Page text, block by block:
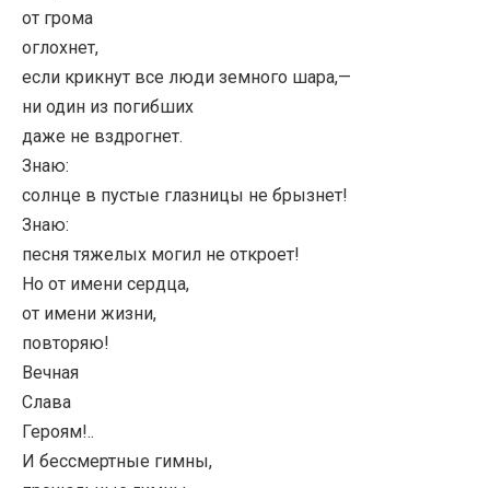
от грома
оглохнет,
если крикнут все люди земного шара,—
ни один из погибших
даже не вздрогнет.
Знаю:
солнце в пустые глазницы не брызнет!
Знаю:
песня тяжелых могил не откроет!
Но от имени сердца,
от имени жизни,
повторяю!
Вечная
Слава
Героям!..
И бессмертные гимны,